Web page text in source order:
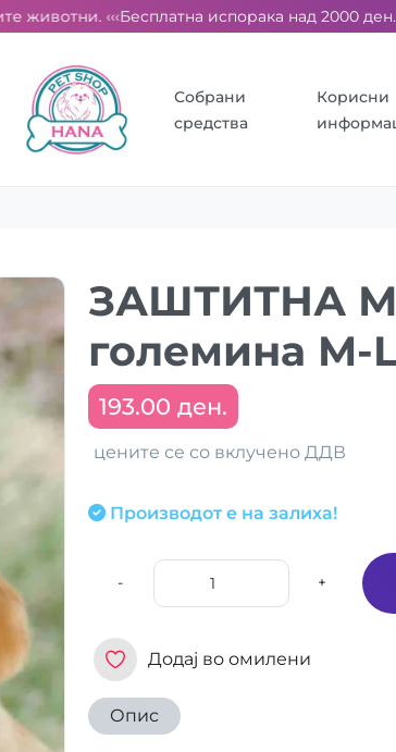
‹‹‹Бесплатна испорака над 2000 ден.
Собрани
средства
Корисни
ЗАШТИТНА
големина M-
193.00 ден.
цените се со вклучено ДДВ
Производот е на залиха!
- +
Додај во омилени
Опис